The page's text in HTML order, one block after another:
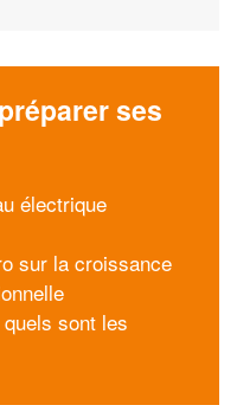
ses
électrique
sur la croissance
sont les